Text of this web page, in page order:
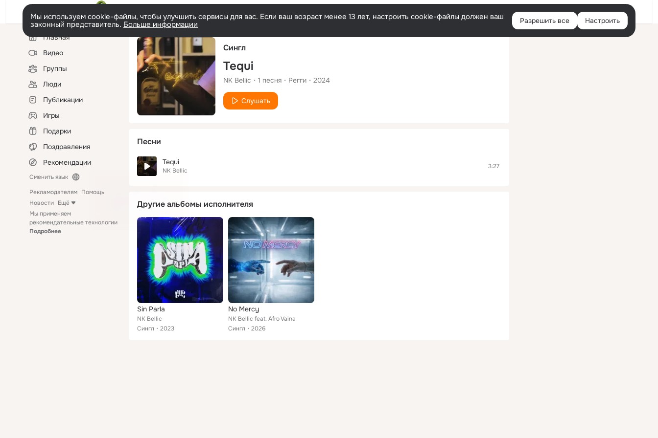
Русский Войти
Мы используем cookie-файлы, чтобы улучшить сервисы для вас. Если ваш возраст менее 13 лет, настроить cookie-файлы должен ваш
законный представитель. Больше информации Разрешить все Настроить
Левая
колонкаГлавная
Видео
Группы
Люди
Публикации
Игры
Подарки
Поздравления
Рекомендации
Сменить язык
Рекламодателям Помощь
Новости Ещё
Мы применяем
рекомендательные технологии
Подробнее
Сингл
Tequi
NK Bellic 1 песня Регги 2024
Слушать
Песни
Tequi
NK Bellic
3:27
Другие альбомы исполнителя
Sin Parla
NK Bellic
Сингл
2023
No Mercy
NK Bellic feat. Afro Vaina
Сингл
2026